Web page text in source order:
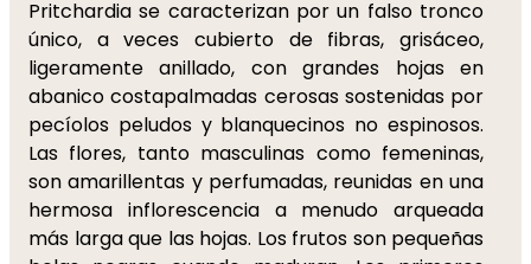
Pritchardia se caracterizan por un falso tronco
único, a veces cubierto de fibras, grisáceo,
ligeramente anillado, con grandes hojas en
abanico costapalmadas cerosas sostenidas por
pecíolos peludos y blanquecinos no espinosos.
Las flores, tanto masculinas como femeninas,
son amarillentas y perfumadas, reunidas en una
hermosa inflorescencia a menudo arqueada
más larga que las hojas. Los frutos son pequeñas